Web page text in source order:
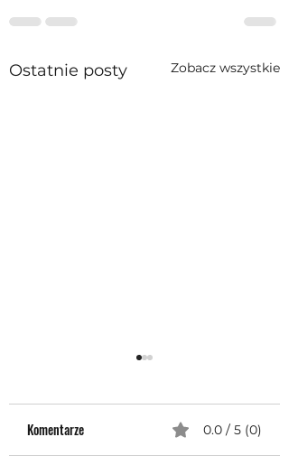
Ostatnie posty Zobacz wszystkie
Komentarze 0.0 / 5 (0)